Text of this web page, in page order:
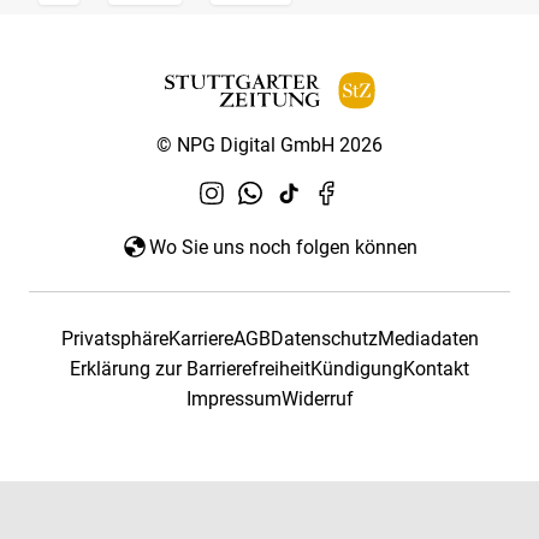
© NPG Digital GmbH 2026
Wo Sie uns noch folgen können
PrivatsphäreKarriereAGBDatenschutzMediadaten
Erklärung zur BarrierefreiheitKündigungKontakt
ImpressumWiderruf